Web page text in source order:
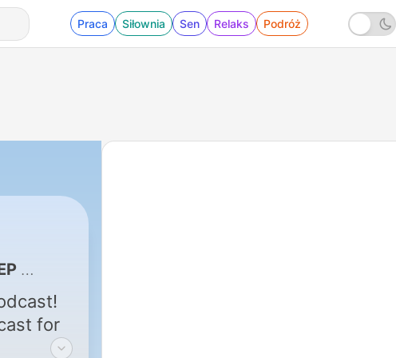
Praca Siłownia Sen Relaks Podróż
Communicate
for